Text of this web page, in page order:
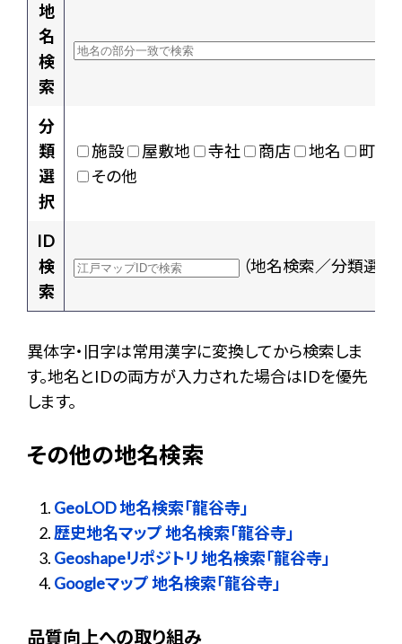
地
名
検
索
分
類
選
択
施設 屋敷地 寺社 商店 地名
町村
その他
ID
検
索
（地名検索／分類選択
異体字・旧字は常用漢字に変換してから検索しま
す。地名とIDの両方が入力された場合はIDを優先
します。
その他の地名検索
GeoLOD 地名検索「龍谷寺」
歴史地名マップ 地名検索「龍谷寺」
Geoshapeリポジトリ 地名検索「龍谷寺」
Googleマップ 地名検索「龍谷寺」
品質向上への取り組み